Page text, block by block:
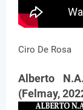
Ciro De Rosa
Alberto
(Felmay,